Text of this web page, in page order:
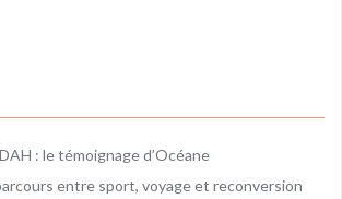
: le témoignage d’Océane
entre sport, voyage et reconversion